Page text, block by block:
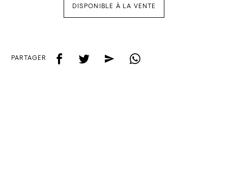
DISPONIBLE À LA VENTE
PARTAGER f t e w